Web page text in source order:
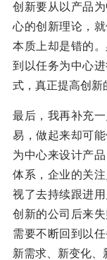
创新要从以产品
心的创新理论，
本质上却是错的
到以任务为中心
式，真正提高创新
最后，我再补充
易，做起来却可
为中心来设计产
体系，企业的关
视了去持续跟进
创新的公司后来
需要不断回到以
新需求、新变化、